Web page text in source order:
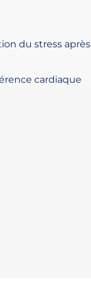
du stress après
cardiaque